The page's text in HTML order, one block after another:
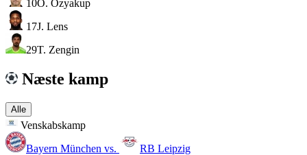
10O. Özyakup
17J. Lens
29T. Zengin
Næste kamp
Alle
Venskabskamp
Bayern München vs. RB Leipzig